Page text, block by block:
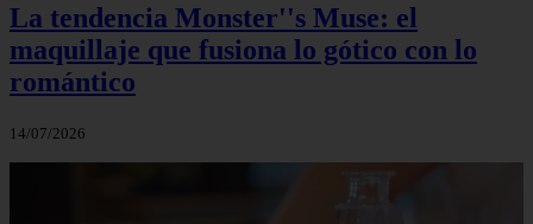
La tendencia Monster''s Muse: el
maquillaje que fusiona lo gótico con lo
romántico
14/07/2026